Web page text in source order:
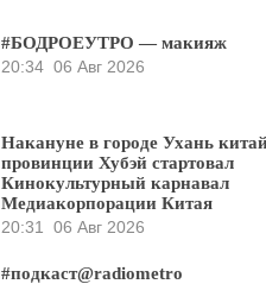
#БОДРОЕУТРО — макияж
20:34 06 Авг 2026
Накануне в городе Ухань
провинции Хубэй стартовал
Кинокультурный карнавал
Медиакорпорации Китая
20:31
06 Авг 2026
#подкаст@radiometro